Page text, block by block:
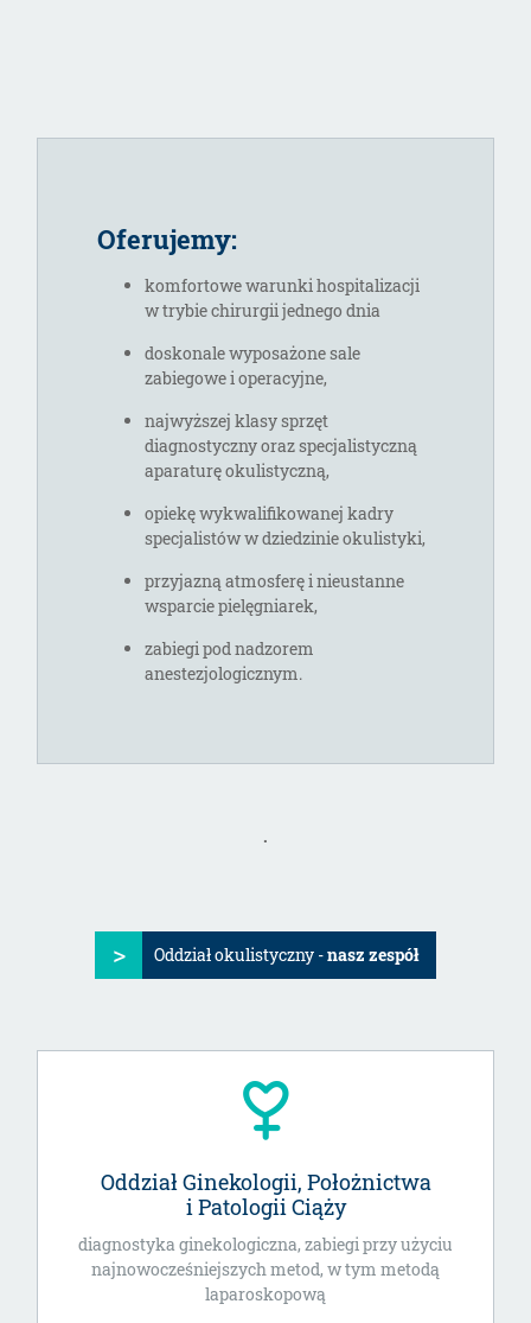
Oferujemy:
komfortowe warunki hospitalizacji
w trybie chirurgii jednego dnia
doskonale wyposażone sale
zabiegowe i operacyjne,
najwyższej klasy sprzęt
diagnostyczny oraz specjalistyczną
aparaturę okulistyczną,
opiekę wykwalifikowanej kadry
specjalistów w dziedzinie okulistyki,
przyjazną atmosferę i nieustanne
wsparcie pielęgniarek,
zabiegi pod nadzorem
anestezjologicznym.
.
Oddział okulistyczny -nasz zespół
Oddział Ginekologii, Położnictwa
i Patologii Ciąży
diagnostyka ginekologiczna, zabiegi przy użyciu
najnowocześniejszych metod, w tym metodą
laparoskopową